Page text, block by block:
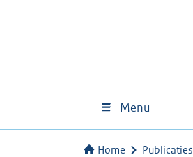
Menu
Home Publicaties